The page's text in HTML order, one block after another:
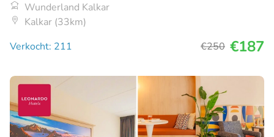
Wunderland Kalkar
Kalkar (33km)
Verkocht: 211
€250 €187